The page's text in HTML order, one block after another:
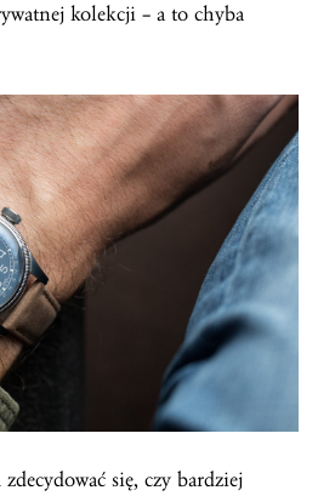
kolekcji – a to chyba
się, czy bardziej